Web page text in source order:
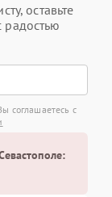
оставьте
соглашаетесь с